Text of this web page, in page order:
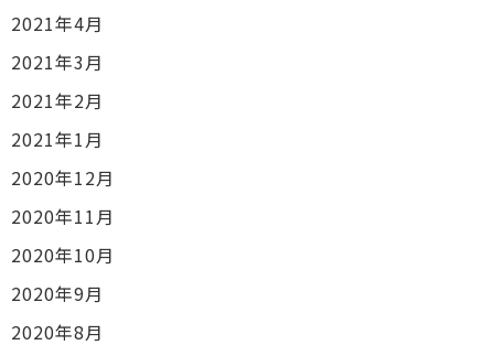
2021年4月
2021年3月
2021年2月
2021年1月
2020年12月
2020年11月
2020年10月
2020年9月
2020年8月